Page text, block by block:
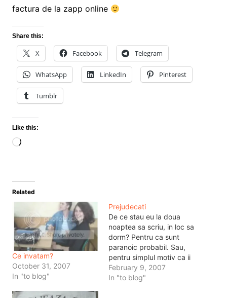
factura de la zapp online
Share this:
X Facebook Telegram
WhatsApp LinkedIn Pinterest
Tumblr
Like this:
Loading…
Related
Ce invatam?
October 31, 2007
In "to blog"
Prejudecati
De ce stau eu la doua
noaptea sa scriu, in loc sa
dorm? Pentru ca sunt
paranoic probabil. Sau,
pentru simplul motiv ca ii
vad pe unii ca sunt asa.
Sau pentru ca ii vad ca
February 9, 2007
In "to blog"